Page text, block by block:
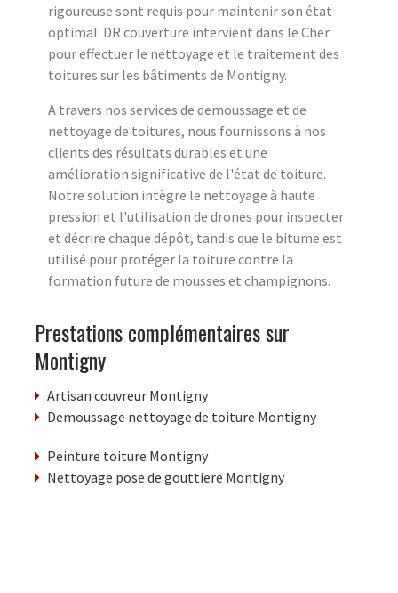
rigoureuse sont requis pour maintenir son état
optimal. DR couverture intervient dans le Cher
pour effectuer le nettoyage et le traitement des
toitures sur les bâtiments de Montigny.
A travers nos services de demoussage et de
nettoyage de toitures, nous fournissons à nos
clients des résultats durables et une
amélioration significative de l'état de toiture.
Notre solution intègre le nettoyage à haute
pression et l'utilisation de drones pour inspecter
et décrire chaque dépôt, tandis que le bitume est
utilisé pour protéger la toiture contre la
formation future de mousses et champignons.
Prestations complémentaires sur
Montigny
Artisan couvreur Montigny
Demoussage nettoyage de toiture Montigny
Peinture toiture Montigny
Nettoyage pose de gouttiere Montigny